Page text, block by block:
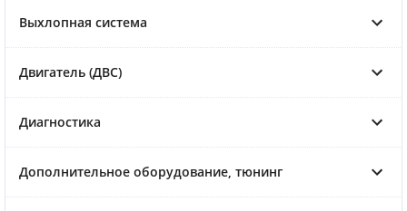
Выхлопная система
Двигатель (ДВС)
Диагностика
Дополнительное оборудование, тюнинг